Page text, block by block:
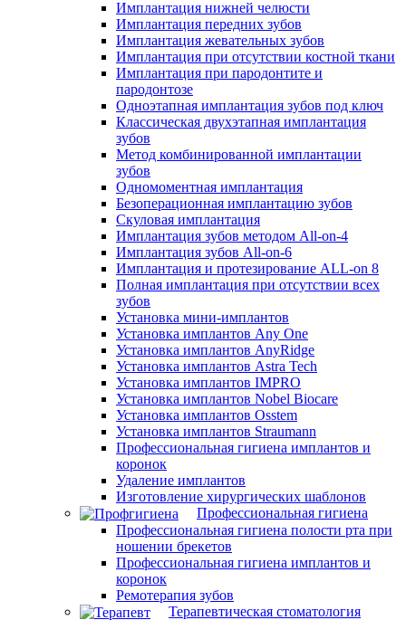
Имплантация нижней челюсти
Имплантация передних зубов
Имплантация жевательных зубов
Имплантация при отсутствии костной ткани
Имплантация при пародонтите и
пародонтозе
Одноэтапная имплантация зубов под ключ
Классическая двухэтапная имплантация
зубов
Метод комбинированной имплантации
зубов
Одномоментная имплантация
Безоперационная имплантацию зубов
Скуловая имплантация
Имплантация зубов методом All-on-4
Имплантация зубов All-on-6
Имплантация и протезирование ALL-on 8
Полная имплантация при отсутствии всех
зубов
Установка мини-имплантов
Установка имплантов Any One
Установка имплантов AnyRidge
Установка имплантов Astra Tech
Установка имплантов IMPRO
Установка имплантов Nobel Biocare
Установка имплантов Osstem
Установка имплантов Straumann
Профессиональная гигиена имплантов и
коронок
Удаление имплантов
Изготовление хирургических шаблонов
Профессиональная гигиена
Профессиональная гигиена полости рта при
ношении брекетов
Профессиональная гигиена имплантов и
коронок
Ремотерапия зубов
Терапевтическая стоматология